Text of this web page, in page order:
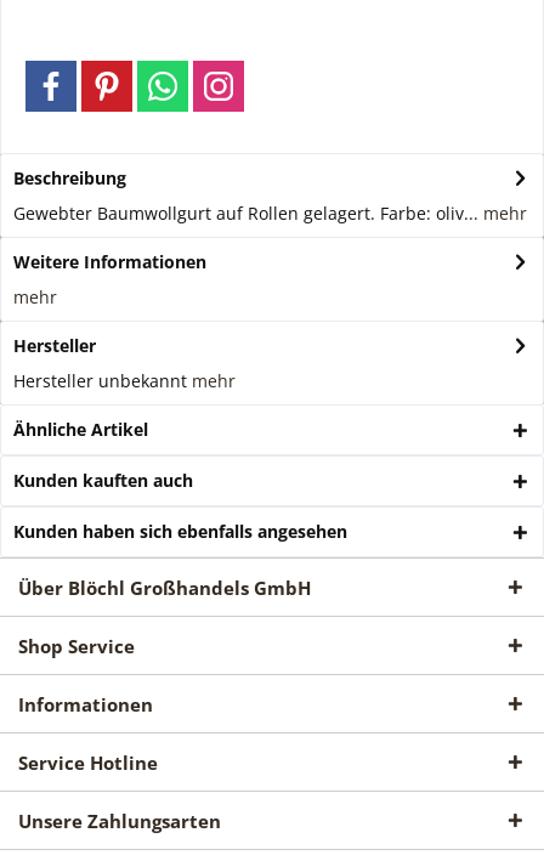
Beschreibung
Gewebter Baumwollgurt auf Rollen gelagert. Farbe: oliv... mehr
Weitere Informationen
mehr
Hersteller
Hersteller unbekannt mehr
Ähnliche Artikel
Kunden kauften auch
Kunden haben sich ebenfalls angesehen
Über Blöchl Großhandels GmbH
Shop Service
Informationen
Service Hotline
Unsere Zahlungsarten